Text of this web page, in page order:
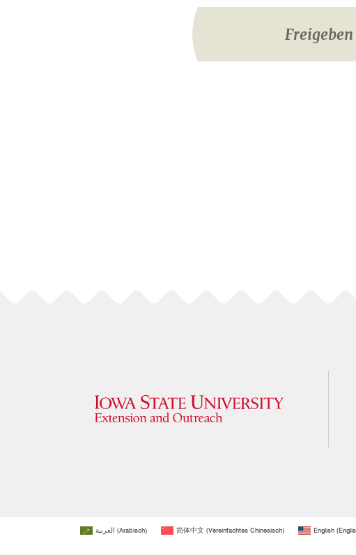
Freigeben
العربية (Arabisch) 简体中文 (Vereinfachtes Chinesisch) English (